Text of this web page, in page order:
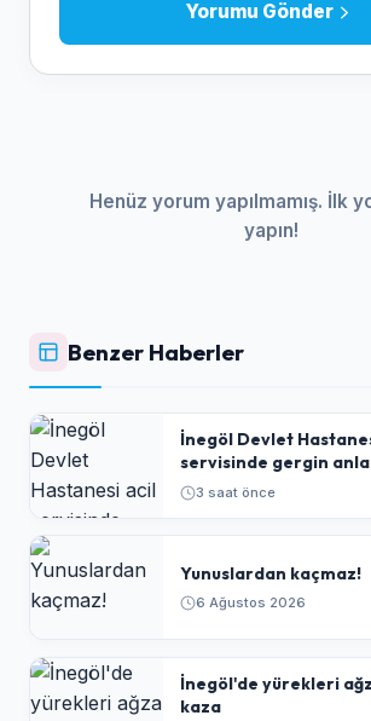
Yorumu Gönder
Henüz yorum yapılmamış. İlk
yapın!
Benzer Haberler
İnegöl Devlet
servisinde gergin
3 saat önce
Yunuslardan kaçmaz!
6 Ağustos 2026
İnegöl'de yürekleri
kaza